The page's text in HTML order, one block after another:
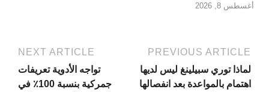
أغسطس 8, 2026
PREVIOUS ARTICLE
لماذا توري سبيلينغ ليس لديها
اهتمام بالمواعدة بعد انفصالها
NEXT ARTICLE
تواجه الأدوية تعريفات
جمركية بنسبة 100٪ في